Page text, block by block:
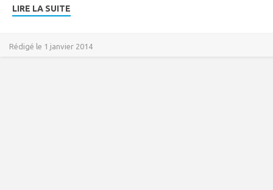
LIRE LA SUITE
Rédigé le 1 janvier 2014